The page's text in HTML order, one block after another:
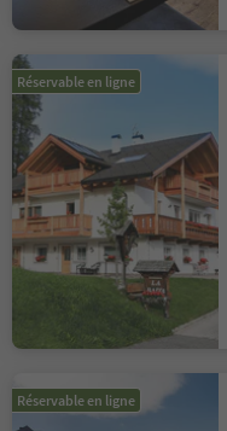
Réservable en ligne
Réservable en ligne